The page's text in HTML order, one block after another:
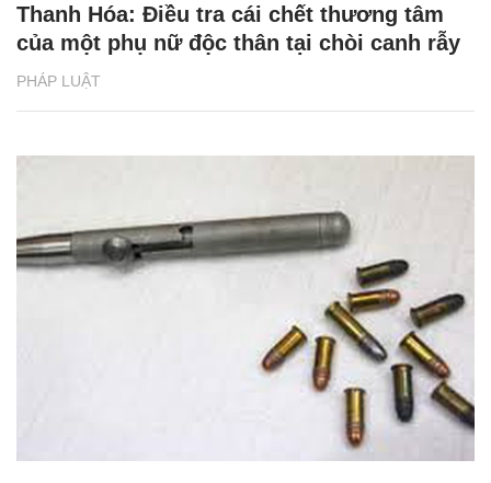
PHÁP LUẬT
Thanh Hóa: Điều tra cái chết thương tâm
của một phụ nữ độc thân tại chòi canh rẫy